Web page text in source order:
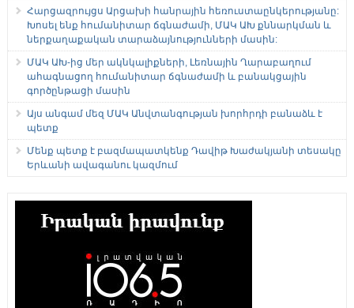
Հարցազրույցս Արցախի հանրային հեռուստաընկերությանը:
Խոսել ենք հումանիտար ճգնաժամի, ՄԱԿ ԱԽ քննարկման և
ներքաղաքական տարաձայնությունների մասին:
ՄԱԿ ԱԽ-ից մեր ակնկալիքների, Լեռնային Ղարաբաղում
ահագնացող հումանիտար ճգնաժամի և բանակցային
գործընթացի մասին
Այս անգամ մեզ ՄԱԿ Անվտանգության խորհրդի բանաձև է
պետք
Մենք պետք է բազմապատկենք Դավիթ Խաժակյանի տեսակը
Երևանի ավագանու կազմում